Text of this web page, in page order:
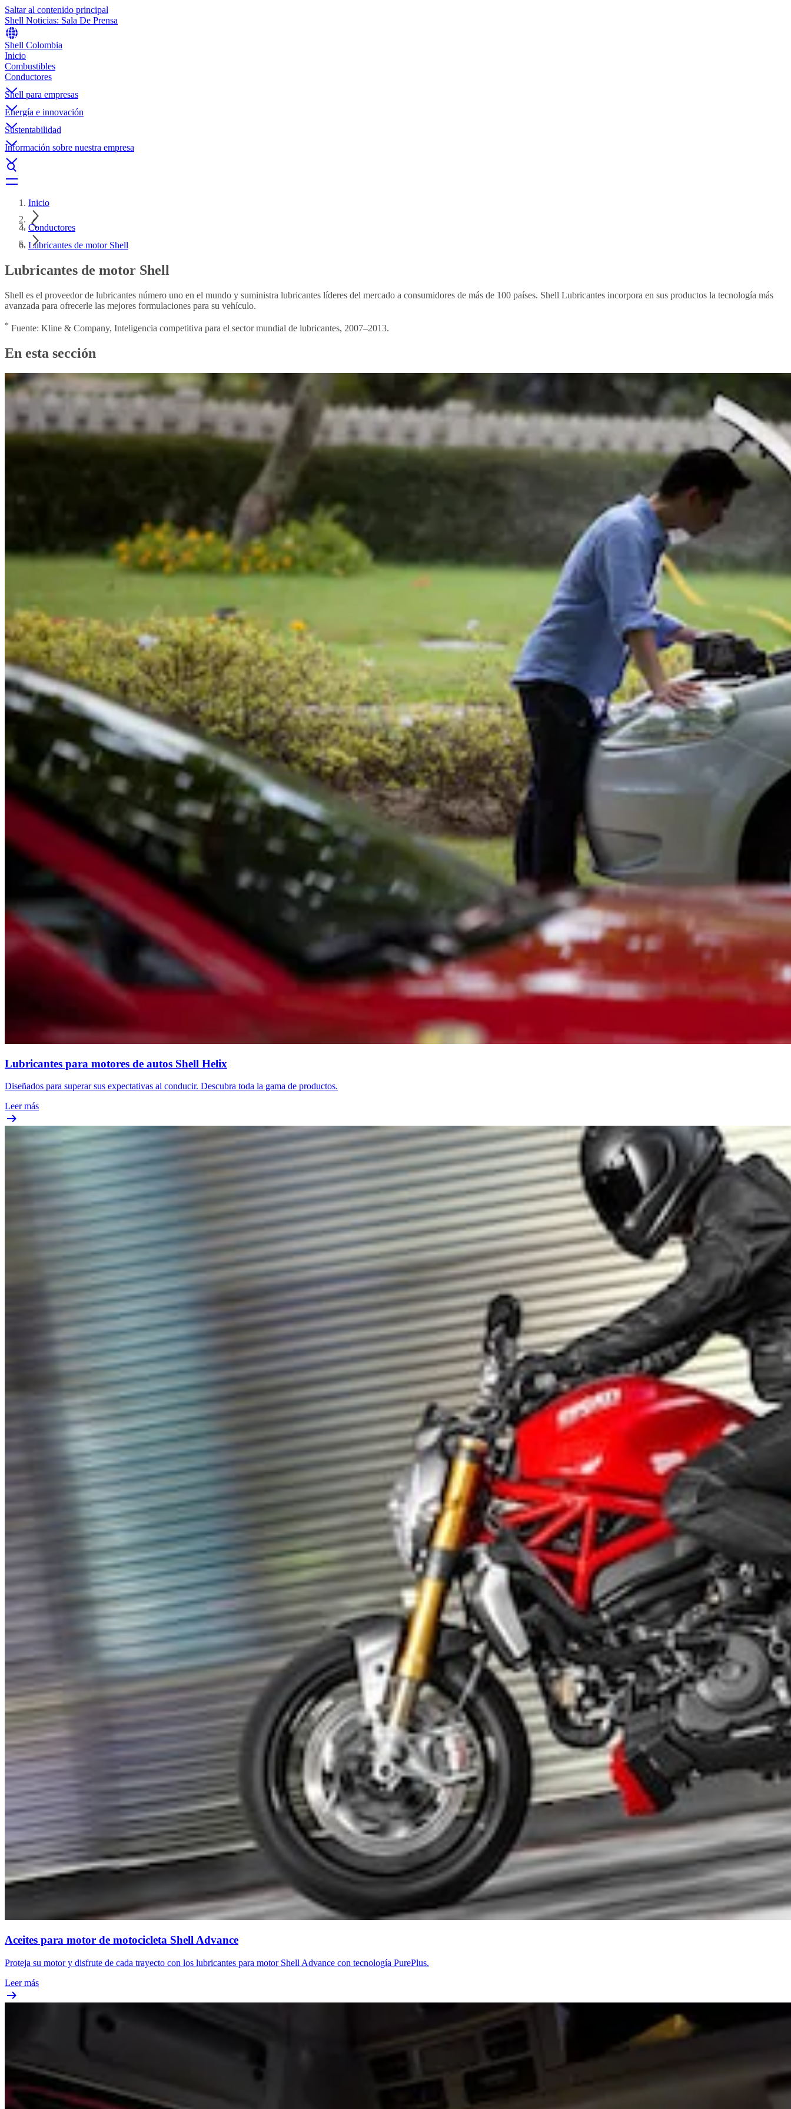
Saltar al contenido principal
Shell Noticias: Sala De Prensa
Shell Colombia
Inicio
Combustibles
Conductores
Shell para empresas
Energía e innovación
Sustentabilidad
Información sobre nuestra empresa
Inicio
Conductores
Lubricantes de motor Shell
Lubricantes de motor Shell
Shell es el proveedor de lubricantes número uno en el mundo y suministra lubricantes líderes del mercado a consumidores de más de 100 países. Shell Lubricantes incorpora en sus productos la tecnología más
avanzada para ofrecerle las mejores formulaciones para su vehículo.
* Fuente: Kline & Company, Inteligencia competitiva para el sector mundial de lubricantes, 2007–2013.
En esta sección
Lubricantes para motores de autos Shell Helix
Diseñados para superar sus expectativas al conducir. Descubra toda la gama de productos.
Leer más
Aceites para motor de motocicleta Shell Advance
Proteja su motor y disfrute de cada trayecto con los lubricantes para motor Shell Advance con tecnología PurePlus.
Leer más